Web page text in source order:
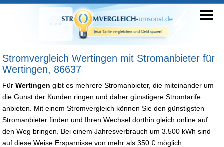
Stromvergleich Wertingen mit Stromanbieter für
Wertingen, 86637
Für Wertingen gibt es mehrere Stromanbieter, die miteinander um
die Gunst der Kunden ringen und daher günstigere Stromtarife
anbieten. Mit einem Stromvergleich können Sie den günstigsten
Stromanbieter finden und Ihren Wechsel dorthin gleich online auf
den Weg bringen. Bei einem Jahresverbrauch um 3.500 kWh sind
auf diese Weise Ersparnisse von mehr als 350 € möglich.